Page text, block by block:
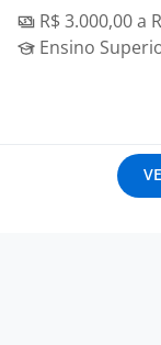
R$ 3.000,00 a
Ensino